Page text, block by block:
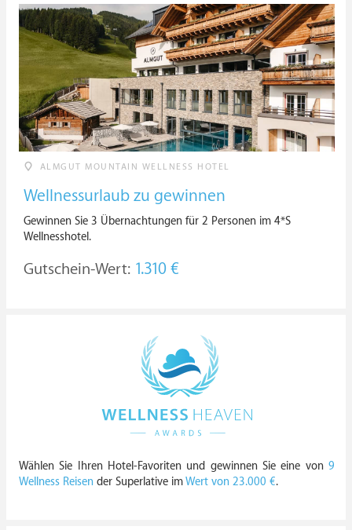
ALMGUT MOUNTAIN WELLNESS HOTEL
Wellnessurlaub zu gewinnen
Gewinnen Sie 3 Übernachtungen für 2 Personen im 4*S
Wellnesshotel.
Gutschein-Wert: 1.310 €
Wählen Sie Ihren Hotel-Favoriten und gewinnen Sie eine von 9
Wellness Reisen der Superlative imWert von 23.000 €.